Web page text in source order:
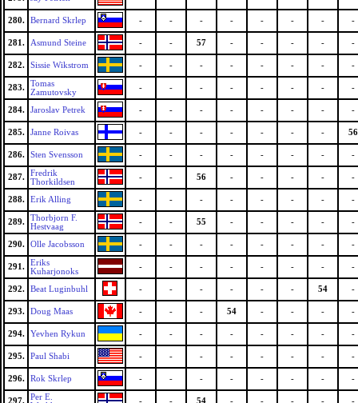
280. Bernard Skrlep - - - - - - - -
281. Asmund Steine - - 57 - - - - -
282. Sissie Wikstrom - - - - - - - -
283.
Tomas
Zamutovsky
- - - - - - - -
284. Jaroslav Petrek - - - - - - - -
285. Janne Roivas - - - - - - - 56
286. Sten Svensson - - - - - - - -
287.
Fredrik
Thorkildsen
- - 56 - - - - -
288. Erik Alling - - - - - - - -
289.
Thorbjorn F.
Hestvaag
- - 55 - - - - -
290. Olle Jacobsson - - - - - - - -
291.
Eriks
Kuharjonoks
- - - - - - - -
292. Beat Luginbuhl - - - - - - 54 -
293. Doug Maas - - - 54 - - - -
294. Yevhen Rykun - - - - - - - -
295. Paul Shabi - - - - - - - -
296. Rok Skrlep - - - - - - - -
297.
Per E.
- - 54 - - - - -